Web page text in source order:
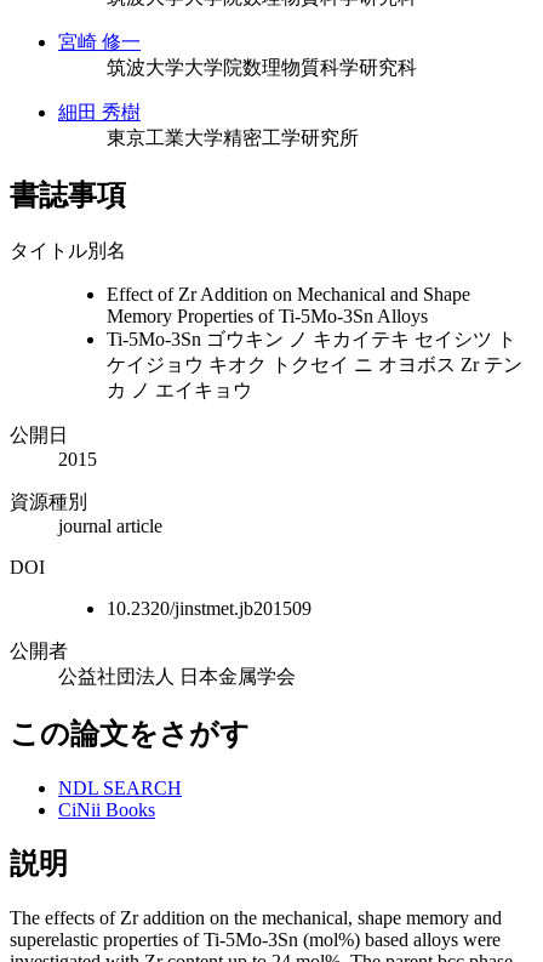
宮崎 修一
筑波大学大学院数理物質科学研究科
細田 秀樹
東京工業大学精密工学研究所
書誌事項
タイトル別名
Effect of Zr Addition on Mechanical and Shape
Memory Properties of Ti-5Mo-3Sn Alloys
Ti-5Mo-3Sn ゴウキン ノ キカイテキ セイシツ ト
ケイジョウ キオク トクセイ ニ オヨボス Zr テン
カ ノ エイキョウ
公開日
2015
資源種別
journal article
DOI
10.2320/jinstmet.jb201509
公開者
公益社団法人 日本金属学会
この論文をさがす
NDL SEARCH
CiNii Books
説明
The effects of Zr addition on the mechanical, shape memory and
superelastic properties of Ti-5Mo-3Sn (mol%) based alloys were